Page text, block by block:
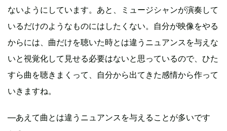
ないようにしています。あと、ミュージシャンが演奏して
いるだけのようなものにはしたくない。自分が映像をやる
からには、曲だけを聴いた時とは違うニュアンスを与えな
いと視覚化して見せる必要はないと思っているので、ひた
すら曲を聴きまくって、自分から出てきた感情から作って
いきますね。
―あえて曲とは違うニュアンスを与えることが多いです